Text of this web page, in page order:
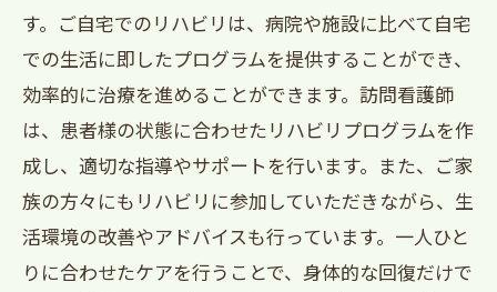
す。ご自宅でのリハビリは、病院や施設に比べて自宅
での生活に即したプログラムを提供することができ、
効率的に治療を進めることができます。訪問看護師
は、患者様の状態に合わせたリハビリプログラムを作
成し、適切な指導やサポートを行います。また、ご家
族の方々にもリハビリに参加していただきながら、生
活環境の改善やアドバイスも行っています。一人ひと
りに合わせたケアを行うことで、身体的な回復だけで